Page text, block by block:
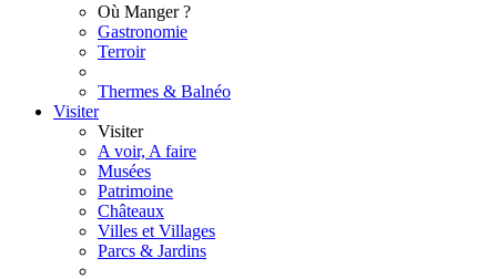
Où Manger ?
Gastronomie
Terroir
Thermes & Balnéo
Visiter
Visiter
A voir, A faire
Musées
Patrimoine
Châteaux
Villes et Villages
Parcs & Jardins